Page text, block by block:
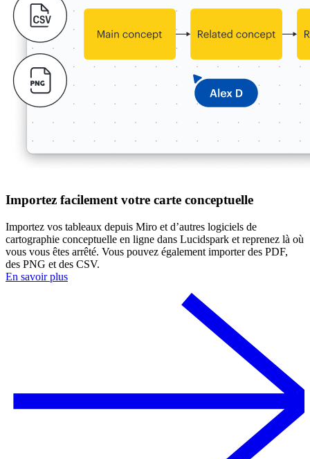
Importez facilement votre carte conceptuelle
Importez vos tableaux depuis Miro et d’autres logiciels de
cartographie conceptuelle en ligne dans Lucidspark et reprenez là où
vous vous êtes arrêté. Vous pouvez également importer des PDF,
des PNG et des CSV.
En savoir plus